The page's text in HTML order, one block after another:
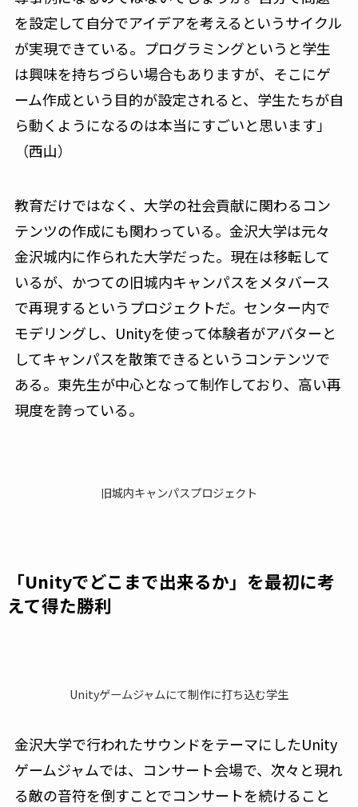
を設定して自分でアイデアを考えるというサイクル
が実現できている。プログラミングというと学生
は興味を持ちづらい場合もありますが、そこにゲ
ーム作成という目的が設定されると、学生たちが自
ら動くようになるのは本当にすごいと思います」
（西山）
教育だけではなく、大学の社会貢献に関わるコン
テンツの作成にも関わっている。金沢大学は元々
金沢城内に作られた大学だった。現在は移転して
いるが、かつての旧城内キャンパスをメタバース
で再現するというプロジェクトだ。センター内で
モデリングし、Unityを使って体験者がアバターと
してキャンパスを散策できるというコンテンツで
ある。東先生が中心となって制作しており、高い再
現度を誇っている。
旧城内キャンパスプロジェクト
「Unityでどこまで出来るか」を最初に考
えて得た勝利
Unityゲームジャムにて制作に打ち込む学生
金沢大学で行われたサウンドをテーマにしたUnity
ゲームジャムでは、コンサート会場で、次々と現れ
る敵の音符を倒すことでコンサートを続けること